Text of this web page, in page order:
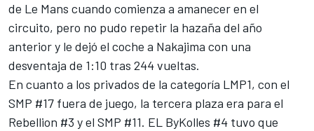
de Le Mans cuando comienza a amanecer en el
circuito, pero no pudo repetir la hazaña del año
anterior y le dejó el coche a Nakajima con una
desventaja de 1:10 tras 244 vueltas.
En cuanto a los privados de la categoría LMP1, con el
SMP #17 fuera de juego, la tercera plaza era para el
Rebellion #3 y el SMP #11. EL ByKolles #4 tuvo que